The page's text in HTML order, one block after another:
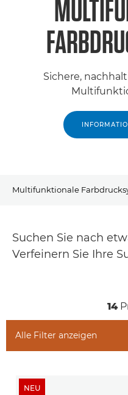
Sichere,
Multifunktionale
Support
Suchen Sie nach
Verfeinern Sie Ihre
14
Alle Filter anzeigen
NEU